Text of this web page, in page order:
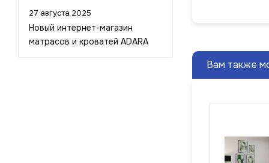
Вам также
27 августа 2025
Новый интернет-магазин
матрасов и кроватей ADARA